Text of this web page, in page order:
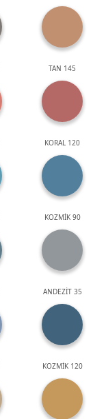
TAN 145
KORAL 120
KOZMİK 90
ANDEZİT 35
KOZMİK 120